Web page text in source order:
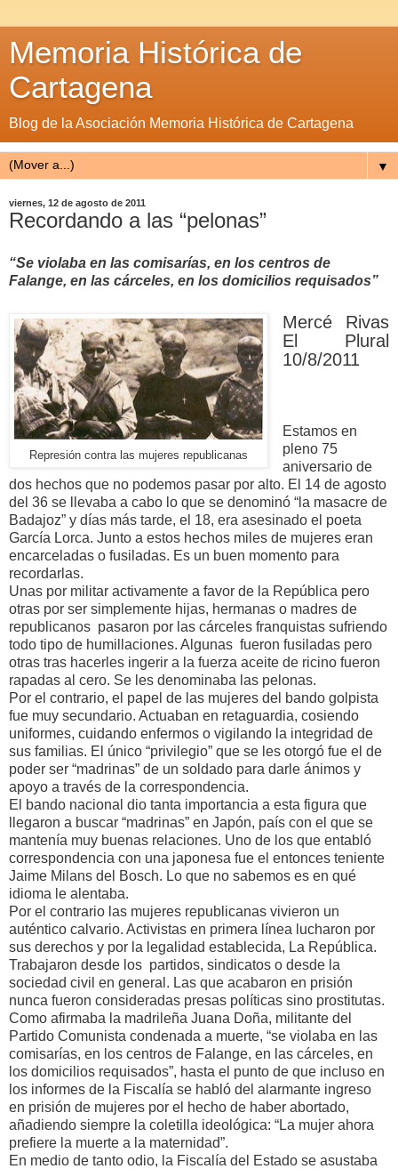
Memoria Histórica de
Cartagena
Blog de la Asociación Memoria Histórica de Cartagena
▼
viernes, 12 de agosto de 2011
Recordando a las “pelonas”
“Se violaba en las comisarías, en los centros de
Falange, en las cárceles, en los domicilios requisados”
Represión contra las mujeres republicanas
Mercé Rivas
El Plural
10/8/2011
Estamos en
pleno 75
aniversario de
dos hechos que no podemos pasar por alto. El 14 de agosto
del 36 se llevaba a cabo lo que se denominó “la masacre de
Badajoz” y días más tarde, el 18, era asesinado el poeta
García Lorca. Junto a estos hechos miles de mujeres eran
encarceladas o fusiladas. Es un buen momento para
recordarlas.
Unas por militar activamente a favor de la República pero
otras por ser simplemente hijas, hermanas o madres de
republicanos pasaron por las cárceles franquistas sufriendo
todo tipo de humillaciones. Algunas fueron fusiladas pero
otras tras hacerles ingerir a la fuerza aceite de ricino fueron
rapadas al cero. Se les denominaba las pelonas.
Por el contrario, el papel de las mujeres del bando golpista
fue muy secundario. Actuaban en retaguardia, cosiendo
uniformes, cuidando enfermos o vigilando la integridad de
sus familias. El único “privilegio” que se les otorgó fue el de
poder ser “madrinas” de un soldado para darle ánimos y
apoyo a través de la correspondencia.
El bando nacional dio tanta importancia a esta figura que
llegaron a buscar “madrinas” en Japón, país con el que se
mantenía muy buenas relaciones. Uno de los que entabló
correspondencia con una japonesa fue el entonces teniente
Jaime Milans del Bosch. Lo que no sabemos es en qué
idioma le alentaba.
Por el contrario las mujeres republicanas vivieron un
auténtico calvario. Activistas en primera línea lucharon por
sus derechos y por la legalidad establecida, La República.
Trabajaron desde los partidos, sindicatos o desde la
sociedad civil en general. Las que acabaron en prisión
nunca fueron consideradas presas políticas sino prostitutas.
Como afirmaba la madrileña Juana Doña, militante del
Partido Comunista condenada a muerte, “se violaba en las
comisarías, en los centros de Falange, en las cárceles, en
los domicilios requisados”, hasta el punto de que incluso en
los informes de la Fiscalía se habló del alarmante ingreso
en prisión de mujeres por el hecho de haber abortado,
añadiendo siempre la coletilla ideológica: “La mujer ahora
prefiere la muerte a la maternidad”.
En medio de tanto odio, la Fiscalía del Estado se asustaba